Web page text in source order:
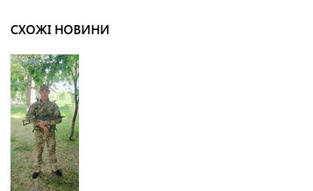
СХОЖІ НОВИНИ